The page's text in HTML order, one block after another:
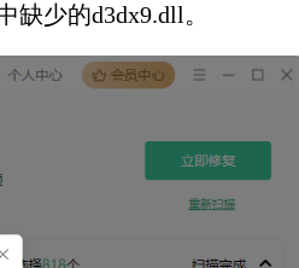
少的d3dx9.dll。